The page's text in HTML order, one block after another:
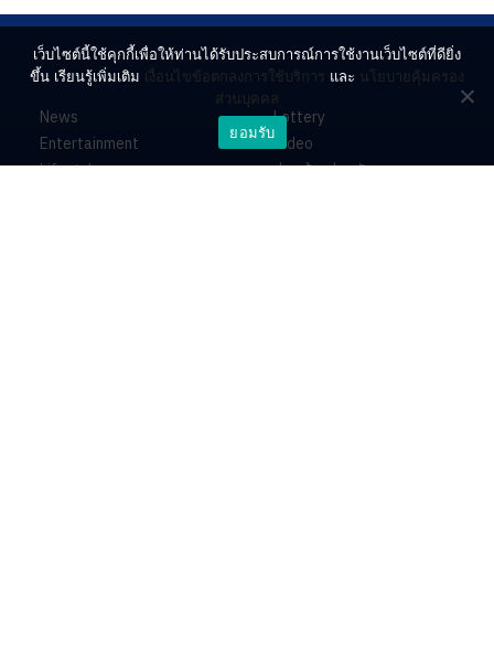
News
Entertainment
Lifestyle
Lottery
Video
ร่วมด้วยช่วยกัน
เว็บไซต์นี้ใช้คุกกี้เพื่อให้ท่านได้รับประสบการณ์การใช้งานเว็บไซต์ที่ดียิ่ง
ขึ้น เรียนรู้เพิ่มเติม เงื่อนไขข้อตกลงการใช้บริการ และ นโยบายคุ้มครอง
ส่วนบุคคล
ยอมรับ